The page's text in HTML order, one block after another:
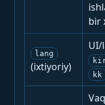
bir
lang
(ixtiyoriy)
UI/
kk